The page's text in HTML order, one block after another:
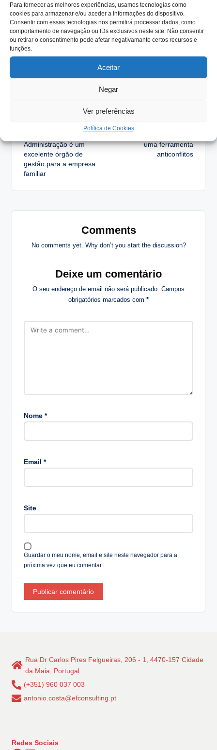
Para fornecer as melhores experiências, usamos tecnologias como
cookies para armazenar e/ou aceder a informações do dispositivo.
Consentir com essas tecnologias nos permitirá processar dados, como
comportamento de navegação ou IDs exclusivos neste site. Não consentir
ou retirar o consentimento pode afetar negativamante certos recursos e
funções.
Aceitar
Negar
Ver preferências
Política de Cookies
superior. Especialista na elaboração de
Protocolos Familiares, Planos de Sucessão,
Órgãos de Governo, acompanhando numerosas
Empresas e Famílias Empresárias®. Orador em
centenas de artigos relacionados com
Empresas Familiares®.
navigation
Administração é um
excelente órgão de
gestão para a empresa
familiar
uma ferramenta
anticonflitos
Comments
No comments yet. Why don’t you start the discussion?
Deixe um comentário
O seu endereço de email não será publicado. Campos
obrigatórios marcados com *
Nome *
Email *
Site
Guardar o meu nome, email e site neste navegador para a
próxima vez que eu comentar.
e
ti
e
:
Rua Dr Carlos Pires Felgueiras, 206 - 1, 4470-157 Cidade
da Maia, Portugal
(+351) 960 037 003
antonio.costa@efconsulting.pt
Redes Sociais